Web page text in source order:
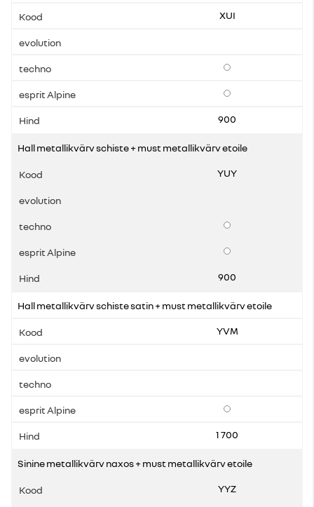
XUI
Lisavarustus
Lisavarustus
900
Hall metallikvärv schiste + must metallikvärv etoile
YUY
Lisavarustus
Lisavarustus
900
Hall metallikvärv schiste satin + must metallikvärv etoile
YVM
Lisavarustus
1 700
Sinine metallikvärv naxos + must metallikvärv etoile
YYZ